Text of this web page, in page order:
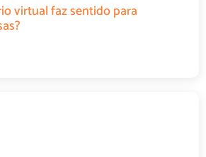
virtual faz sentido para